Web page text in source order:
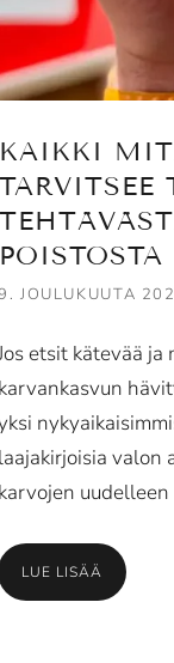
KAIKKI
TARVITSEE
POISTOSTA
JOULUKUUTA
etsit kätevää
karvankasvun
laajakirjoisia valon
karvojen uudelleen
LUE LISÄÄ